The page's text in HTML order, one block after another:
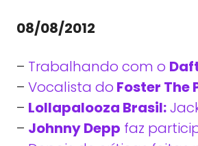
08/08/2012
– Trabalhando com o
– Vocalista do Foster The
– Lollapalooza Brasil:
– Johnny Depp faz